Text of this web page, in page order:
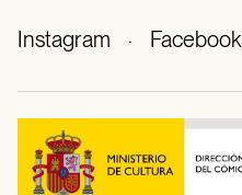
Instagram · Facebook